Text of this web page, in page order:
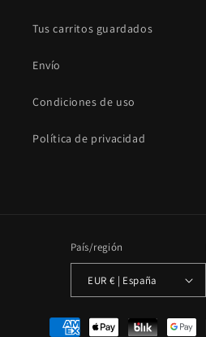
Tus carritos guardados
Envío
Condiciones de uso
Política de privacidad
País/región
EUR € | España
Formas